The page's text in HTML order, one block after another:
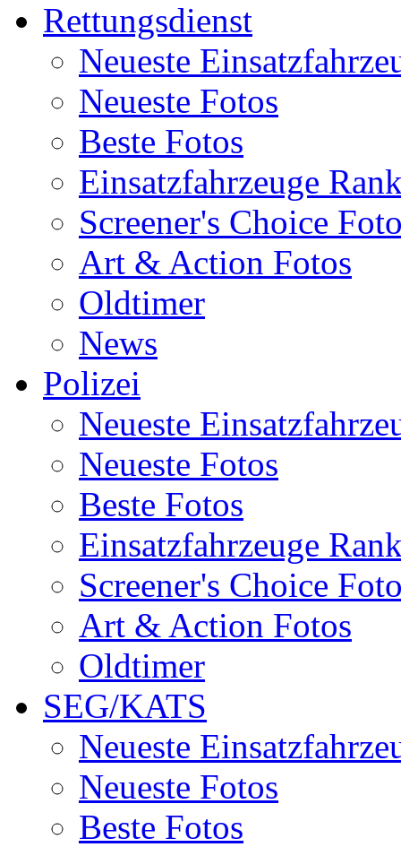
Rettungsdienst
Neueste
Neueste Fotos
Beste Fotos
Einsatzfahrzeuge
Screener's Choice
Art & Action Fotos
Oldtimer
News
Polizei
Neueste
Neueste Fotos
Beste Fotos
Einsatzfahrzeuge
Screener's Choice
Art & Action Fotos
Oldtimer
SEG/KATS
Neueste
Neueste Fotos
Beste Fotos